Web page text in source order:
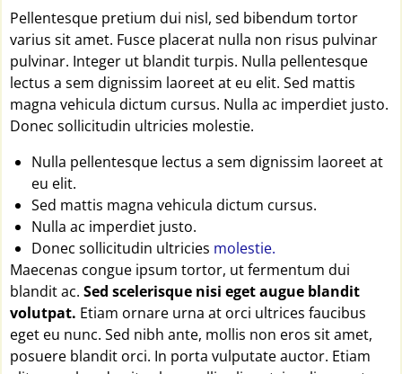
Pellentesque pretium dui nisl, sed bibendum tortor
varius sit amet. Fusce placerat nulla non risus pulvinar
pulvinar. Integer ut blandit turpis. Nulla pellentesque
lectus a sem dignissim laoreet at eu elit. Sed mattis
magna vehicula dictum cursus. Nulla ac imperdiet justo.
Donec sollicitudin ultricies molestie.
Nulla pellentesque lectus a sem dignissim laoreet at
eu elit.
Sed mattis magna vehicula dictum cursus.
Nulla ac imperdiet justo.
Donec sollicitudin ultricies molestie.
Maecenas congue ipsum tortor, ut fermentum dui
blandit ac. Sed scelerisque nisi eget augue blandit
volutpat. Etiam ornare urna at orci ultrices faucibus
eget eu nunc. Sed nibh ante, mollis non eros sit amet,
posuere blandit orci. In porta vulputate auctor. Etiam